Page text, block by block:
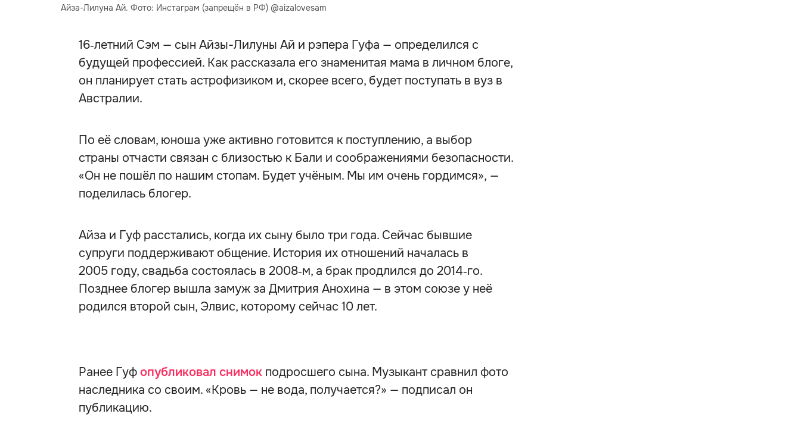
Айза-Лилуна Ай. Фото: Инстаграм (запрещён в РФ) @aizalovesam
16‑летний Сэм — сын Айзы-Лилуны Ай и рэпера Гуфа — определился с
будущей профессией. Как рассказала его знаменитая мама в личном блоге,
он планирует стать астрофизиком и, скорее всего, будет поступать в вуз в
Австралии.
По её словам, юноша уже активно готовится к поступлению, а выбор
страны отчасти связан с близостью к Бали и соображениями безопасности.
«Он не пошёл по нашим стопам. Будет учёным. Мы им очень гордимся», —
поделилась блогер.
Айза и Гуф расстались, когда их сыну было три года. Сейчас бывшие
супруги поддерживают общение. История их отношений началась в
2005 году, свадьба состоялась в 2008‑м, а брак продлился до 2014‑го.
Позднее блогер вышла замуж за Дмитрия Анохина — в этом союзе у неё
родился второй сын, Элвис, которому сейчас 10 лет.
Ранее Гуф опубликовал снимок подросшего сына. Музыкант сравнил фото
наследника со своим. «Кровь — не вода, получается?» — подписал он
публикацию.